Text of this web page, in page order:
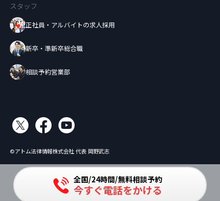
スタッフ
正社員・アルバイトの求人採用
新卒・準新卒総合職
相談予約営業部
©アトム法律情報株式会社 代表 岡野武志
全国/24時間/無料相談予約
今すぐ電話をかける